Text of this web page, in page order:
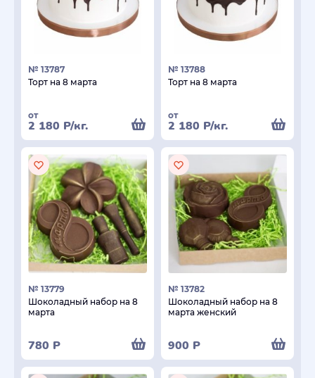
№ 13787
Торт на 8 марта
от
2 180 Р/кг.
№ 13788
Торт на 8 марта
от
2 180 Р/кг.
№ 13779
Шоколадный набор на 8
марта
780 Р
№ 13782
Шоколадный набор на 8
марта женский
900 Р